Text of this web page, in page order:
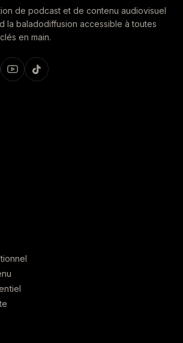
de podcast et de contenu audiovisuel
la baladodiffusion accessible à toutes
en main.